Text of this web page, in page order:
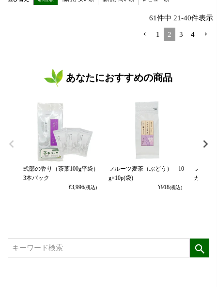
61件中 21-40件表示
1 2 3 4
あなたにおすすめの商品
式部の香り（茶葉100g平袋）
3本パック
¥3,996(税込)
フルーツ麦茶（ぶどう） 10
g×10p(袋)
¥918(税込)
フルー
カット